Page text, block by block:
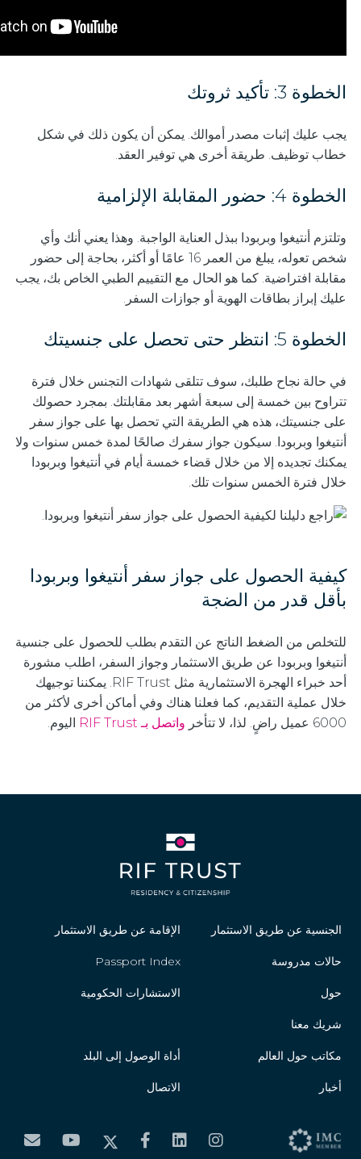
الخطوة 3: تأكيد ثروتك
يجب عليك إثبات مصدر أموالك. يمكن أن يكون ذلك في شكل
خطاب توظيف. طريقة أخرى هي توفير العقد.
الخطوة 4: حضور المقابلة الإلزامية
وتلتزم أنتيغوا وبربودا ببذل العناية الواجبة. وهذا يعني أنك وأي
شخص تعوله، يبلغ من العمر 16 عامًا أو أكثر، بحاجة إلى حضور
مقابلة افتراضية. كما هو الحال مع التقييم الطبي الخاص بك، يجب
عليك إبراز بطاقات الهوية أو جوازات السفر.
الخطوة 5: انتظر حتى تحصل على جنسيتك
في حالة نجاح طلبك، سوف تتلقى شهادات التجنس خلال فترة
تتراوح بين خمسة إلى سبعة أشهر بعد مقابلتك. بمجرد حصولك
على جنسيتك، هذه هي الطريقة التي تحصل بها على جواز سفر
أنتيغوا وبربودا. سيكون جواز سفرك صالحًا لمدة خمس سنوات ولا
يمكنك تجديده إلا من خلال قضاء خمسة أيام في أنتيغوا وبربودا
خلال فترة الخمس سنوات تلك.
كيفية الحصول على جواز سفر أنتيغوا وبربودا
بأقل قدر من الضجة
للتخلص من الضغط الناتج عن التقدم بطلب للحصول على جنسية
أنتيغوا وبربودا عن طريق الاستثمار وجواز السفر، اطلب مشورة
أحد خبراء الهجرة الاستثمارية مثل RIF Trust. يمكننا توجيهك
خلال عملية التقديم، كما فعلنا هناك وفي أماكن أخرى لأكثر من
6000 عميل راضٍ. لذا، لا تتأخر
واتصل بـ RIF Trust اليوم.
الجنسية عن طريق الاستثمار الإقامة عن طريق الاستثمار
حالات مدروسة Passport Index
حول الاستشارات الحكومية
شريك معنا
مكاتب حول العالم أداة الوصول إلى البلد
أخبار الاتصال